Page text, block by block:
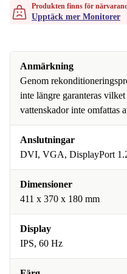
Produkten finns för
Upptäck mer Monitorer
Anmärkning
Genom
inte längre garanteras
vattenskador inte omfattas
Anslutningar
DVI, VGA, DisplayPort
Dimensioner
411 x 370 x 180 mm
Display
IPS, 60 Hz